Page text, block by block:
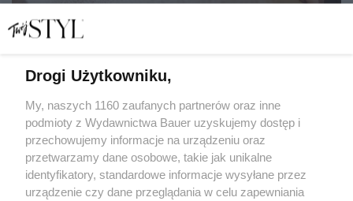
metody w 5 minut – niekoniecznie! Jak dobrze wybrać?
MAGDALENA JANKOWSKA
ROZWÓJ
Drogi Użytkowniku,
My, naszych 1160 zaufanych partnerów oraz inne
podmioty z Wydawnictwa Bauer uzyskujemy dostęp i
przechowujemy informacje na urządzeniu oraz
przetwarzamy dane osobowe, takie jak unikalne
identyfikatory, standardowe informacje wysyłane przez
urządzenie czy dane przeglądania w celu zapewniania